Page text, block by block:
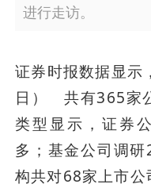
进行走访。
证券时报数据显
日）	共有365家公司获机构调研，调研机构
类型显示，证券
多；基金公司调
构共对68家上市公